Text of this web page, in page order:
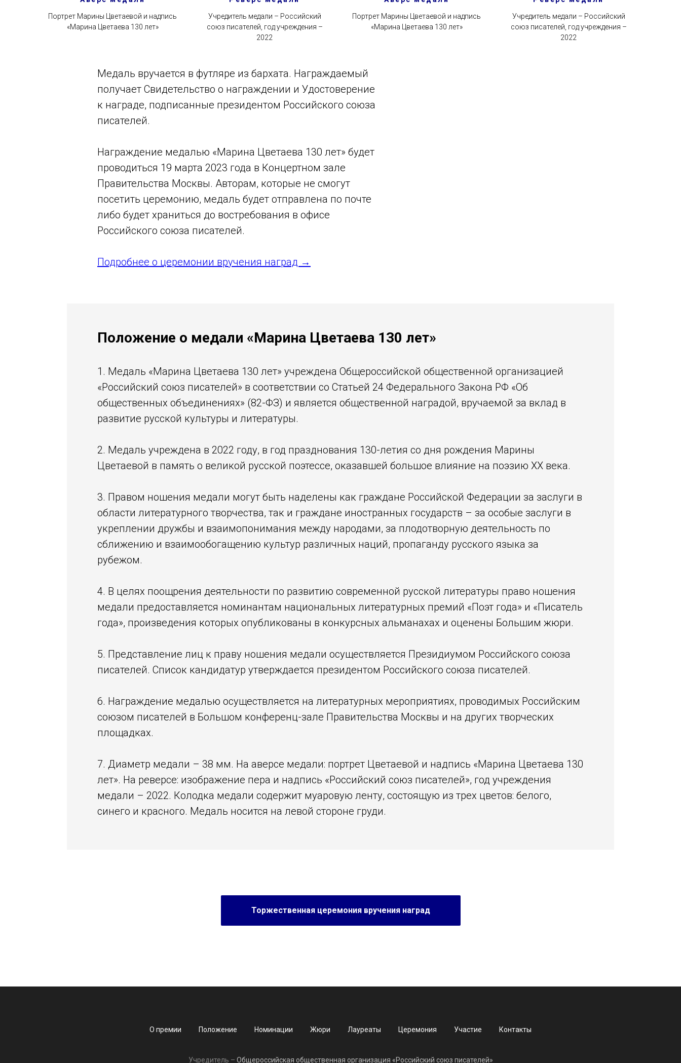
Портрет Марины Цветаевой и надпись
«Марина Цветаева 130 лет»
Учредитель медали – Российский
союз писателей, год учреждения –
2022
Портрет Марины Цветаевой и надпись
«Марина Цветаева 130 лет»
Учредитель медали – Российский
союз писателей, год учреждения –
2022
Медаль вручается в футляре из бархата. Награждаемый
получает Свидетельство о награждении и Удостоверение
к награде, подписанные президентом Российского союза
писателей.
Награждение медалью «Марина Цветаева 130 лет» будет
проводиться 19 марта 2023 года в Концертном зале
Правительства Москвы. Авторам, которые не смогут
посетить церемонию, медаль будет отправлена по почте
либо будет храниться до востребования в офисе
Российского союза писателей.
Подробнее о церемонии вручения наград →
Положение о медали «Марина Цветаева 130 лет»
1. Медаль «Марина Цветаева 130 лет» учреждена Общероссийской общественной организацией
«Российский союз писателей» в соответствии со Статьей 24 Федерального Закона РФ «Об
общественных объединениях» (82-ФЗ) и является общественной наградой, вручаемой за вклад в
развитие русской культуры и литературы.
2. Медаль учреждена в 2022 году, в год празднования 130-летия со дня рождения Марины
Цветаевой в память о великой русской поэтессе, оказавшей большое влияние на поэзию ХХ века.
3. Правом ношения медали могут быть наделены как граждане Российской Федерации за заслуги в
области литературного творчества, так и граждане иностранных государств – за особые заслуги в
укреплении дружбы и взаимопонимания между народами, за плодотворную деятельность по
сближению и взаимообогащению культур различных наций, пропаганду русского языка за
рубежом.
4. В целях поощрения деятельности по развитию современной русской литературы право ношения
медали предоставляется номинантам национальных литературных премий «Поэт года» и «Писатель
года», произведения которых опубликованы в конкурсных альманахах и оценены Большим жюри.
5. Представление лиц к праву ношения медали осуществляется Президиумом Российского союза
писателей. Список кандидатур утверждается президентом Российского союза писателей.
6. Награждение медалью осуществляется на литературных мероприятиях, проводимых Российским
союзом писателей в Большом конференц-зале Правительства Москвы и на других творческих
площадках.
7. Диаметр медали – 38 мм. На аверсе медали: портрет Цветаевой и надпись «Марина Цветаева 130
лет». На реверсе: изображение пера и надпись «Российский союз писателей», год учреждения
медали – 2022. Колодка медали содержит муаровую ленту, состоящую из трех цветов: белого,
синего и красного. Медаль носится на левой стороне груди.
Торжественная церемония вручения наград
О премии Положение Номинации Жюри Лауреаты Церемония Участие Контакты
Учредитель – Общероссийская общественная организация «Российский союз писателей»